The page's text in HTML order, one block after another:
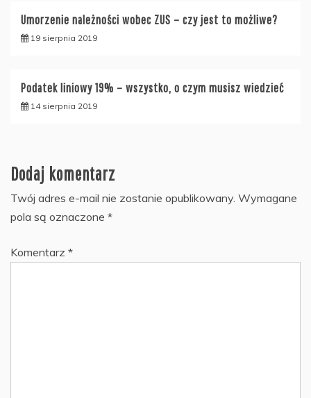
Umorzenie należności wobec ZUS – czy jest to możliwe?
19 sierpnia 2019
Podatek liniowy 19% – wszystko, o czym musisz wiedzieć
14 sierpnia 2019
Dodaj komentarz
Twój adres e-mail nie zostanie opublikowany. Wymagane
pola są oznaczone *
Komentarz *